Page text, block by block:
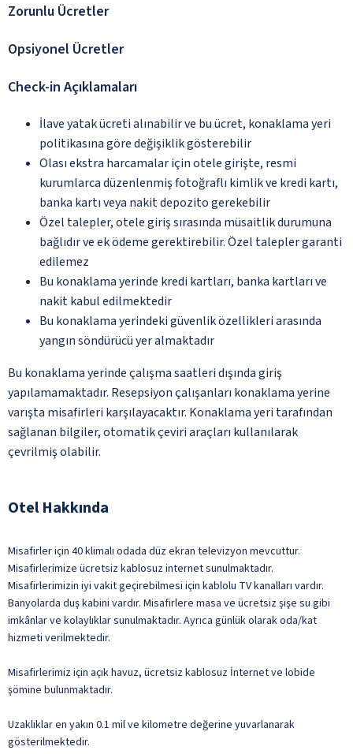
Zorunlu Ücretler
Opsiyonel Ücretler
Check-in Açıklamaları
İlave yatak ücreti alınabilir ve bu ücret, konaklama yeri
politikasına göre değişiklik gösterebilir
Olası ekstra harcamalar için otele girişte, resmi
kurumlarca düzenlenmiş fotoğraflı kimlik ve kredi kartı,
banka kartı veya nakit depozito gerekebilir
Özel talepler, otele giriş sırasında müsaitlik durumuna
bağlıdır ve ek ödeme gerektirebilir. Özel talepler garanti
edilemez
Bu konaklama yerinde kredi kartları, banka kartları ve
nakit kabul edilmektedir
Bu konaklama yerindeki güvenlik özellikleri arasında
yangın söndürücü yer almaktadır
Bu konaklama yerinde çalışma saatleri dışında giriş
yapılamamaktadır. Resepsiyon çalışanları konaklama yerine
varışta misafirleri karşılayacaktır. Konaklama yeri tarafından
sağlanan bilgiler, otomatik çeviri araçları kullanılarak
çevrilmiş olabilir.
Otel Hakkında
Misafirler için 40 klimalı odada düz ekran televizyon mevcuttur.
Misafirlerimize ücretsiz kablosuz internet sunulmaktadır.
Misafirlerimizin iyi vakit geçirebilmesi için kablolu TV kanalları vardır.
Banyolarda duş kabini vardır. Misafirlere masa ve ücretsiz şişe su gibi
imkânlar ve kolaylıklar sunulmaktadır. Ayrıca günlük olarak oda/kat
hizmeti verilmektedir.
Misafirlerimiz için açık havuz, ücretsiz kablosuz İnternet ve lobide
şömine bulunmaktadır.
Uzaklıklar en yakın 0.1 mil ve kilometre değerine yuvarlanarak
gösterilmektedir.